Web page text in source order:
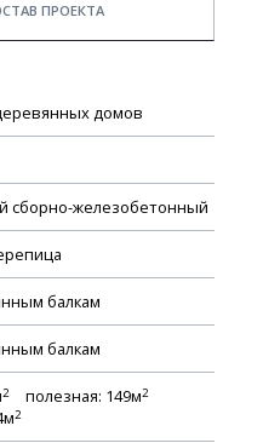
ПРОЕКТА
домов
сборно-железобетонный
балкам
балкам
2 полезная: 149м2
2
— ориентировочная!
стоимости
сметы, согласно
регионе
материалов.
в нашем
основного комплекта КР
материалов
элементов
(если есть)